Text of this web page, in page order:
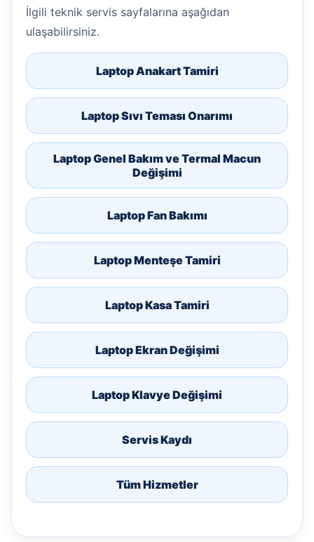
İlgili teknik servis sayfalarına aşağıdan
ulaşabilirsiniz.
Laptop Anakart Tamiri
Laptop Sıvı Teması Onarımı
Laptop Genel Bakım ve Termal Macun
Değişimi
Laptop Fan Bakımı
Laptop Menteşe Tamiri
Laptop Kasa Tamiri
Laptop Ekran Değişimi
Laptop Klavye Değişimi
Servis Kaydı
Tüm Hizmetler